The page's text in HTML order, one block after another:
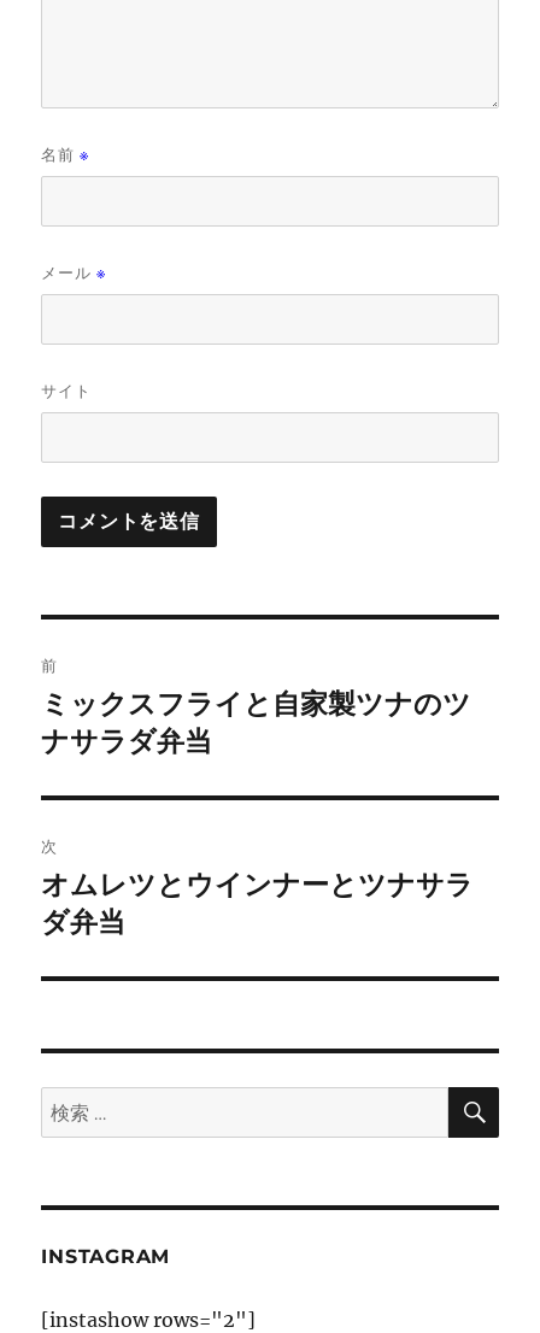
名前※
メール※
サイト
稿
ナ
ビ
ゲ
ー
シ
ン
前
前
の
稿:
ミックスフライと自家製ツナのツ
ナサラダ弁当
次
次
の
稿:
オムレツとウインナーとツナサラ
ダ弁当
検
索:
検
INSTAGRAM
[instashow rows="2"]